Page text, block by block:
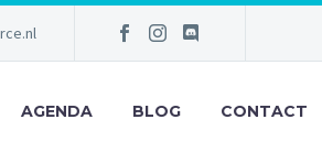
AGENDA BLOG CONTACT